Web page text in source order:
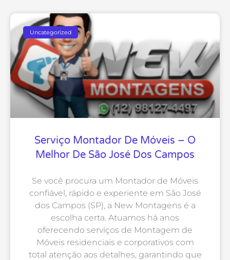
Uncategorized
Serviço Montador De Móveis – O
Melhor De São José Dos Campos
Se você procura um Montador de Móveis
confiável, rápido e experiente em São José
dos Campos (SP), a New Montagens é a
escolha certa. Atuamos há anos
oferecendo serviços de Montagem de
Móveis residenciais e corporativos com
total atenção aos detalhes, garantindo que